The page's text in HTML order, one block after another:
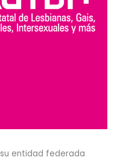
entidad federada